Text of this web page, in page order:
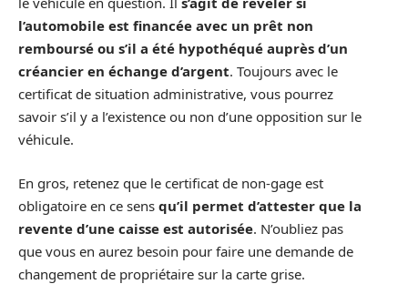
l’automobile est financée avec un prêt non
remboursé ou s’il a été hypothéqué auprès d’un
créancier en échange d’argent. Toujours avec le
certificat de situation administrative, vous pourrez
savoir s’il y a l’existence ou non d’une opposition sur le
véhicule.
En gros, retenez que le certificat de non-gage est
obligatoire en ce sens qu’il permet d’attester que la
revente d’une caisse est autorisée. N’oubliez pas
que vous en aurez besoin pour faire une demande de
changement de propriétaire sur la carte grise.